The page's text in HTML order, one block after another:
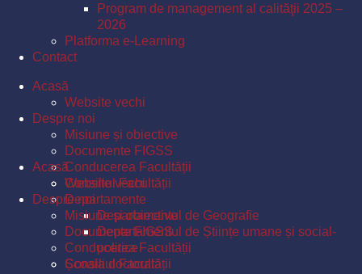
Program de management al calităţii 2025 –
2026
Platforma e-Learning
Contact
Acasă
Website vechi
Despre noi
Misiune și obiective
Documente FIGSS
Conducerea Facultății
Consiliul Facultății
Departamente
Departamentul de Geografie
Departamentul de Științe umane și social-
politice
Școala doctorală
Acasă
Website vechi
Despre noi
Misiune și obiective
Documente FIGSS
Conducerea Facultății
Consiliul Facultății